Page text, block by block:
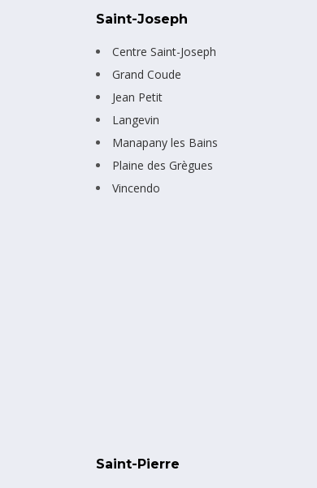
Saint-Joseph
Centre Saint-Joseph
Grand Coude
Jean Petit
Langevin
Manapany les Bains
Plaine des Grègues
Vincendo
Saint-Pierre